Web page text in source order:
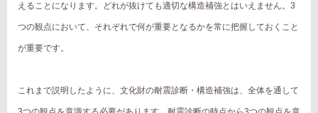
えることになります。どれが抜けても適切な構造補強とはいえません。3
つの観点において、それぞれで何が重要となるかを常に把握しておくこと
が重要です。
これまで説明したように、文化財の耐震診断・構造補強は、全体を通して